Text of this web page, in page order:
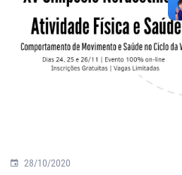
28/10/2020